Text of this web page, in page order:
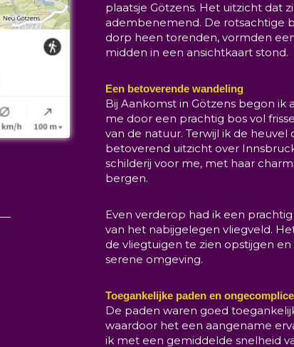
plaatsje Götzens. Het uitzicht dat
adembenemend. De rotsachtige
dorp heen torenden, vormden
midden in een ansichtkaart stond.
Een betoverende wandeling
Bij Aankomst in Götzens begon ik
me door een prachtig bos vol
van de natuur. Terwijl ik de
betoverend uitzicht over
schilderij voor me, met haar
bergen.
Even verderop had ik een
van het nabijgelegen vliegveld.
de vliegtuigen te zien opstijgen
serene omgeving.
Toegankelijke paden en
De paden waren goed
waardoor het een aangename
ik met een gemiddelde snelheid